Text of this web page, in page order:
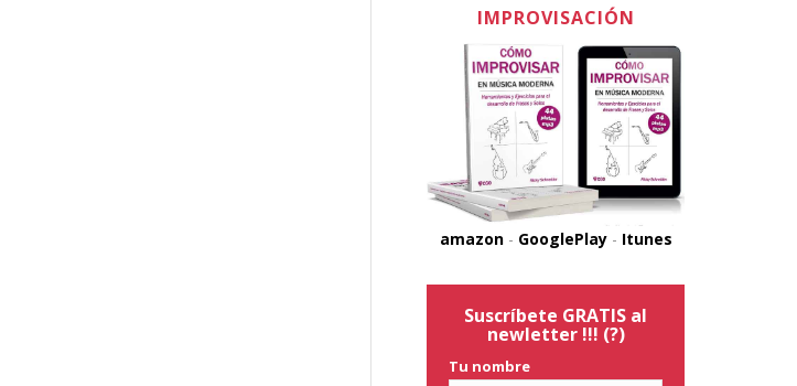
IMPROVISACIÓN
amazon- GooglePlay- Itunes
Suscríbete GRATIS al
newletter !!! (?)
Tu nombre